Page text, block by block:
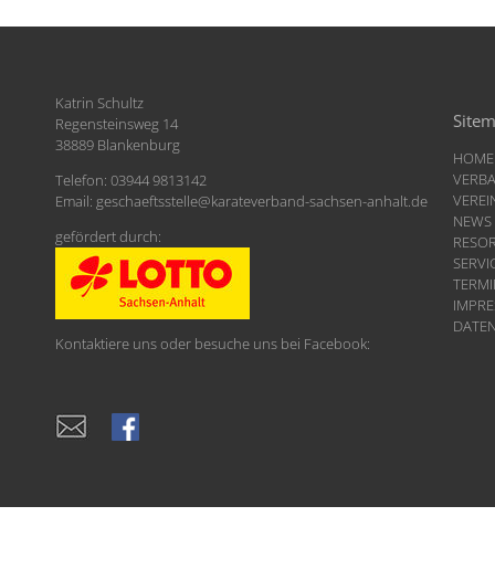
Katrin Schultz
Regensteinsweg 14
38889 Blankenburg
Telefon: 03944 9813142
Email: geschaeftsstelle@karateverband-sachsen-anhalt.de
gefördert durch:
Kontaktiere uns oder besuche uns bei Facebook:
HOME
NEWS